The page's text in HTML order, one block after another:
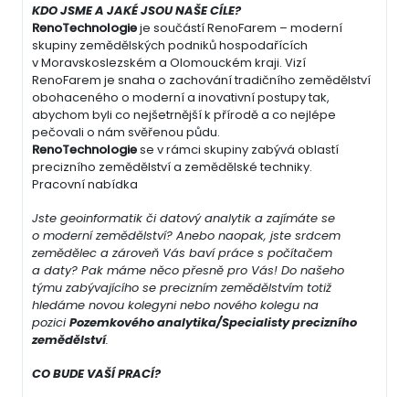
KDO JSME A JAKÉ JSOU NAŠE CÍLE?
RenoTechnologieje součástí RenoFarem – moderní
skupiny zemědělských podniků hospodařících
v Moravskoslezském a Olomouckém kraji. Vizí
RenoFarem je snaha o zachování tradičního zemědělství
obohaceného o moderní a inovativní postupy tak,
abychom byli co nejšetrnější k přírodě a co nejlépe
pečovali o nám svěřenou půdu.
RenoTechnologiese v rámci skupiny zabývá oblastí
precizního zemědělství a zemědělské techniky.
Pracovní nabídka
Jste geoinformatik či datový analytik a zajímáte se
o moderní zemědělství? Anebo naopak, jste srdcem
zemědělec a zároveň Vás baví práce s počítačem
a daty? Pak máme něco přesně pro Vás! Do našeho
týmu zabývajícího se precizním zemědělstvím totiž
hledáme novou kolegyni nebo nového kolegu na
poziciPozemkového analytika/Specialisty precizního
zemědělství.
CO BUDE VAŠÍ PRACÍ?